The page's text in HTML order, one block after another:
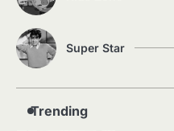
Super Star
Trending
2
पसीने और